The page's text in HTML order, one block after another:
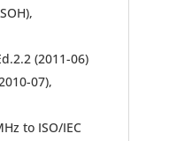
(2011-06)
07),
to ISO/IEC